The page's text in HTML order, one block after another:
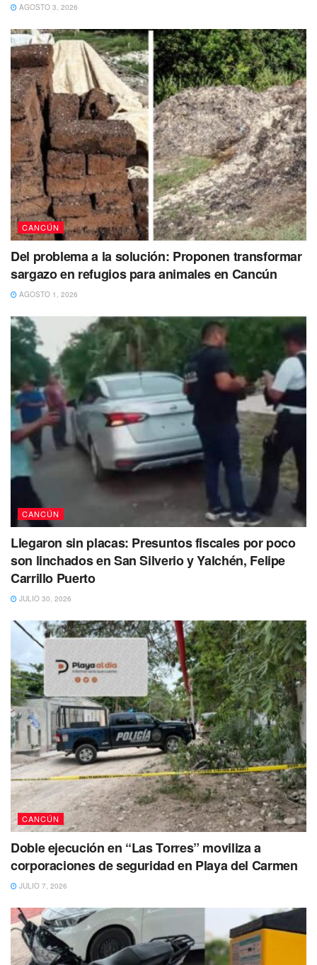
acorde a las necesidades actuales o sea buscan aumento
Afortunadamente fue puesto en libertad y su historia se ha
replicada de una forma viral en la internet.
Tags: Brasil Náufrago Rescate
AGOSTO 3, 2026
CANCÚN
Del problema a la solución: Proponen transformar
sargazo en refugios para animales en Cancún
AGOSTO 1, 2026
CANCÚN
Llegaron sin placas: Presuntos fiscales por poco
son linchados en San Silverio y Yalchén, Felipe
Carrillo Puerto
JULIO 30, 2026
CANCÚN
Doble ejecución en “Las Torres” moviliza a
corporaciones de seguridad en Playa del Carmen
JULIO 7, 2026